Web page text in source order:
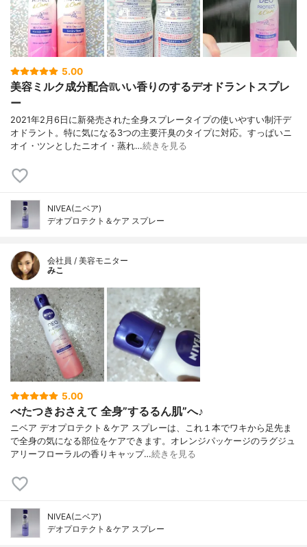
5.00
美容ミルク成分配合❕❕いい香りのするデオドラントスプレ
ー
2021年2月6日に新発売された全身スプレータイプの使いやすい制汗デ
オドラント。特に気になる3つの主要汗臭のタイプに対応。すっぱいニ
オイ・ツンとしたニオイ・蒸れ…続きを見る
NIVEA(ニベア)
デオプロテクト＆ケア スプレー
会社員 / 美容モニター
みこ
5.00
べたつきおさえて 全身”するるん肌”へ♪
ニベア デオプロテクト＆ケア スプレーは、これ１本でワキから足先ま
で全身の気になる部位をケアできます。オレンジパッケージのラグジュ
アリーフローラルの香りキャップ…続きを見る
NIVEA(ニベア)
デオプロテクト＆ケア スプレー